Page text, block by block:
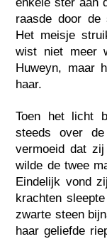
raasde door de
Het meisje
wist niet meer
Huweyn, maar
haar.
Toen het licht
steeds over
vermoeid dat
wilde de twee
Eindelijk vond
krachten
zwarte steen
haar geliefde